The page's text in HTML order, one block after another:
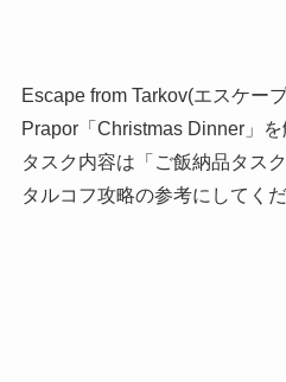
Escape from Tarkov(エスケー
Prapor「Christmas Dinner」を
タスク内容は「ご飯納品タスク
タルコフ攻略の参考にしてくだ